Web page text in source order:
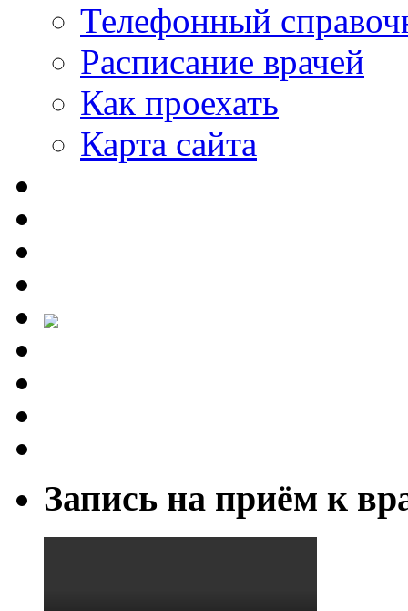
Телефонный
Расписание врачей
Как проехать
Карта сайта
Запись на приём к